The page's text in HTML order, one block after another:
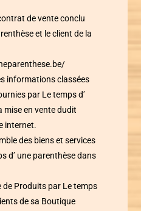
de vente conclu
et le client de la
informations classées
par Le temps d’
mise en vente dudit
internet.
des biens et services
d’ une parenthèsedans
de Produits par Le temps
de sa Boutique